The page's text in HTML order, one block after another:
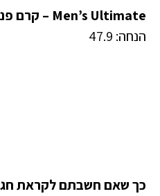
Men’s Ultimate – קרם פנים וזקן:
הנחה: 47.9
כך שאם חשבתם לקראת חג